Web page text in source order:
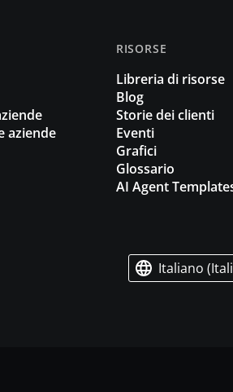
aziende
RISORSE
Libreria di risorse
Blog
Storie dei clienti
Eventi
Grafici
Glossario
AI Agent
Italiano